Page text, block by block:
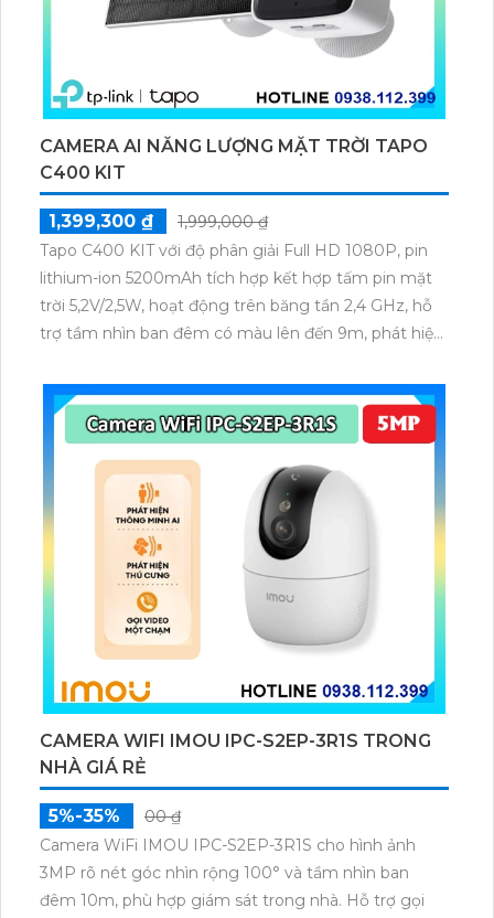
CAMERA AI NĂNG LƯỢNG MẶT TRỜI TAPO
C400 KIT
1,399,300 ₫
1,999,000 ₫
Tapo C400 KIT với độ phân giải Full HD 1080P, pin
lithium-ion 5200mAh tích hợp kết hợp tấm pin mặt
trời 5,2V/2,5W, hoạt động trên băng tần 2,4 GHz, hỗ
trợ tầm nhìn ban đêm có màu lên đến 9m, phát hiện
dữ liệu qua thẻ microSD lên đến 512GB.
CAMERA WIFI IMOU IPC-S2EP-3R1S TRONG
NHÀ GIÁ RẺ
5%-35%
00 ₫
Camera WiFi IMOU IPC-S2EP-3R1S cho hình ảnh
3MP rõ nét góc nhìn rộng 100° và tầm nhìn ban
đêm 10m, phù hợp giám sát trong nhà. Hỗ trợ gọi